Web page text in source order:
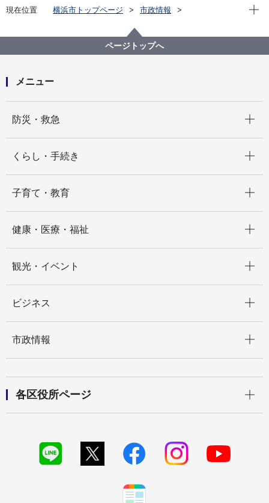
現在位置 横浜市トップページ
市政情報
横浜市塗装事業協同組合による公園への ＣＳＲ活動に
対して感謝状を贈呈します。
現在
ページトップへ
メニュー
防災・救急
くらし・手続き
子育て・教育
健康・医療・福祉
観光・イベント
ビジネス
市政情報
各区役所ページ